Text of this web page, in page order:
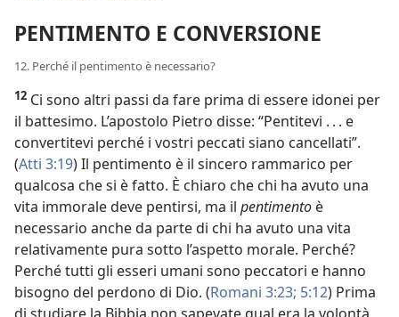
PENTIMENTO E CONVERSIONE
12. Perché il pentimento è necessario?
12 Ci sono altri passi da fare prima di essere idonei per
il battesimo. L’apostolo Pietro disse: “Pentitevi . . . e
convertitevi perché i vostri peccati siano cancellati”.
(Atti 3:19) Il pentimento è il sincero rammarico per
qualcosa che si è fatto. È chiaro che chi ha avuto una
vita immorale deve pentirsi, ma il pentimento è
necessario anche da parte di chi ha avuto una vita
relativamente pura sotto l’aspetto morale. Perché?
Perché tutti gli esseri umani sono peccatori e hanno
bisogno del perdono di Dio. (Romani 3:23; 5:12) Prima